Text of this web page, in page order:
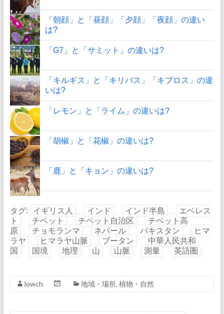
「朝顔」と「昼顔」「夕顔」「夜顔」の違い
は?
「G7」と「サミット」の違いは?
「キルギス」と「キリバス」「キプロス」の違
いは?
「レモン」と「ライム」の違いは?
「胡椒」と「花椒」の違いは?
「鹿」と「キョン」の違いは?
タグ: イギリス人 インド インド半島
エベレス
ト
チベット チベット自治区
チベット高
原
チョモランマ ネパール パキスタン
ヒマ
ラヤ
ヒマラヤ山脈 ブータン
中華人民共和
国
国境 地理 山 山脈 測量 英語圏
lowch 地域・場所, 植物・自然